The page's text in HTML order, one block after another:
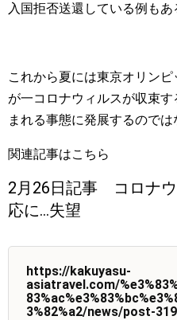
入国拒否送還している例もあ
これから夏には東京オリン
が一コロナウィルスが収束
まれる事態に発展するので
関連記事はこちら
2月26日記事 コロナ
応に…失望
https://kakuyasu-
asiatravel.com/
3%82%a2/news/post-